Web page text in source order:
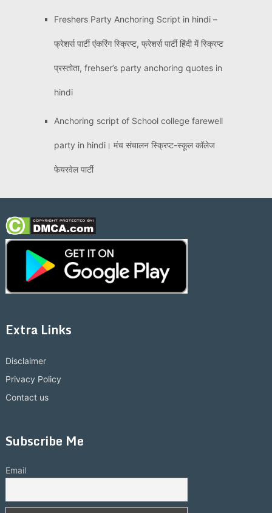
Freshers Party Anchoring Script in hindi –
फ्रेशर्स पार्टी एंकरिंग स्क्रिप्ट, फ्रेशर्स पार्टी हिंदी में स्क्रिप्ट
प्रस्तोता, frehser’s party anchoring quotes in
hindi
Anchoring script of School college farewell
party in hindi। मंच संचालन स्क्रिप्ट-स्कूल कॉलेज
फेयरवेल पार्टी
Extra Links
Disclaimer
Privacy Policy
Contact us
Subscribe Me
Email